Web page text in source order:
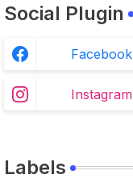
Social Plugin
Facebook
Instagram
Labels